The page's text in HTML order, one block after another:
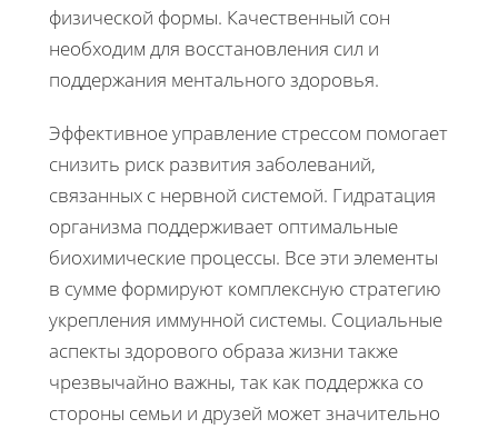
физической формы. Качественный сон
необходим для восстановления сил и
поддержания ментального здоровья.
Эффективное управление стрессом помогает
снизить риск развития заболеваний,
связанных с нервной системой. Гидратация
организма поддерживает оптимальные
биохимические процессы. Все эти элементы
в сумме формируют комплексную стратегию
укрепления иммунной системы. Социальные
аспекты здорового образа жизни также
чрезвычайно важны, так как поддержка со
стороны семьи и друзей может значительно